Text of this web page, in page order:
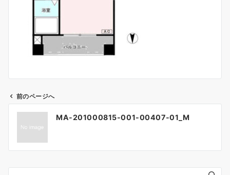
前のページへ
MA-201000815-001-00407-01_M